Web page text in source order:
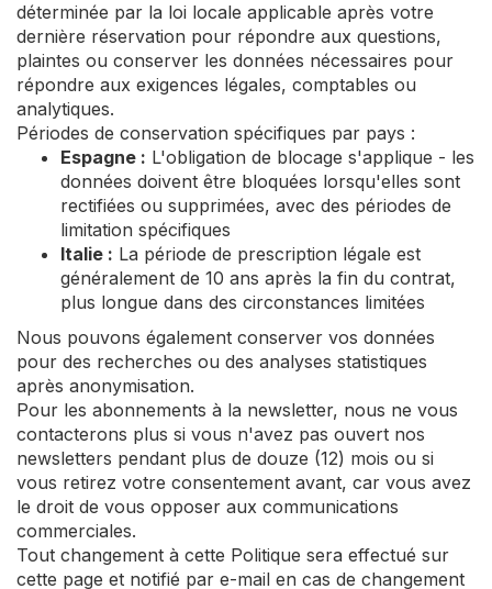
déterminée par la loi locale applicable après votre
dernière réservation pour répondre aux questions,
plaintes ou conserver les données nécessaires pour
répondre aux exigences légales, comptables ou
analytiques.
Périodes de conservation spécifiques par pays :
Espagne : L'obligation de blocage s'applique - les
données doivent être bloquées lorsqu'elles sont
rectifiées ou supprimées, avec des périodes de
limitation spécifiques
Italie : La période de prescription légale est
généralement de 10 ans après la fin du contrat,
plus longue dans des circonstances limitées
Nous pouvons également conserver vos données
pour des recherches ou des analyses statistiques
après anonymisation.
Pour les abonnements à la newsletter, nous ne vous
contacterons plus si vous n'avez pas ouvert nos
newsletters pendant plus de douze (12) mois ou si
vous retirez votre consentement avant, car vous avez
le droit de vous opposer aux communications
commerciales.
Tout changement à cette Politique sera effectué sur
cette page et notifié par e-mail en cas de changement